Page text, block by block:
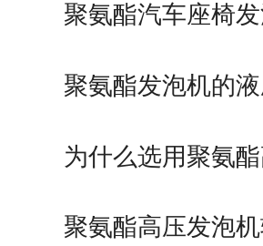
聚氨酯汽车座椅
聚氨酯发泡机的
为什么选用聚氨
聚氨酯高压发泡